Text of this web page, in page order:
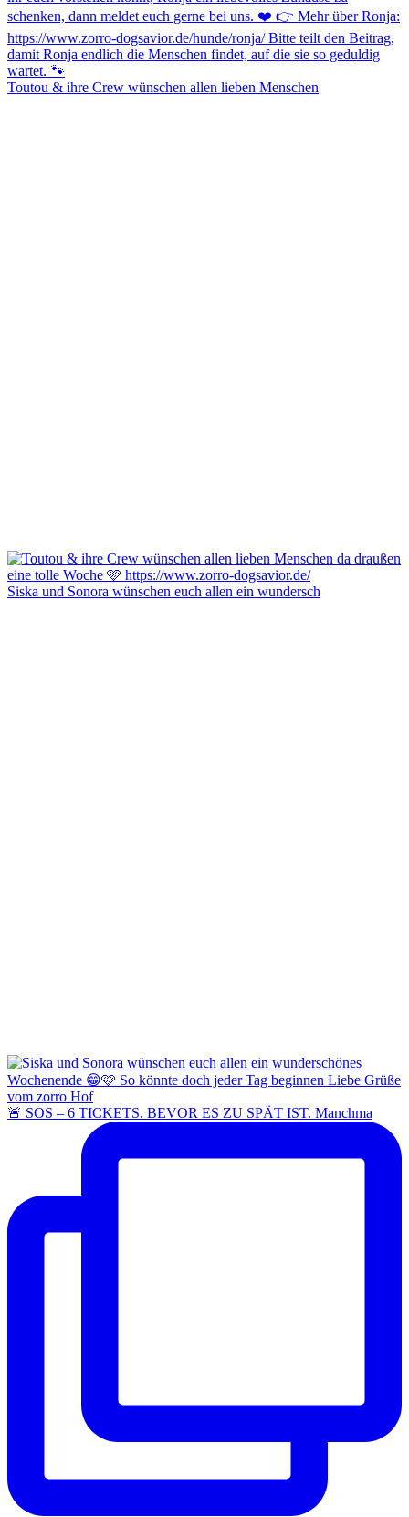
Toutou & ihre Crew wünschen allen lieben Menschen
Siska und Sonora wünschen euch allen ein wundersch
🚨 SOS – 6 TICKETS. BEVOR ES ZU SPÄT IST. Manchma